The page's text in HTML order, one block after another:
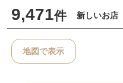
9,471件 新しいお店
地図で表示